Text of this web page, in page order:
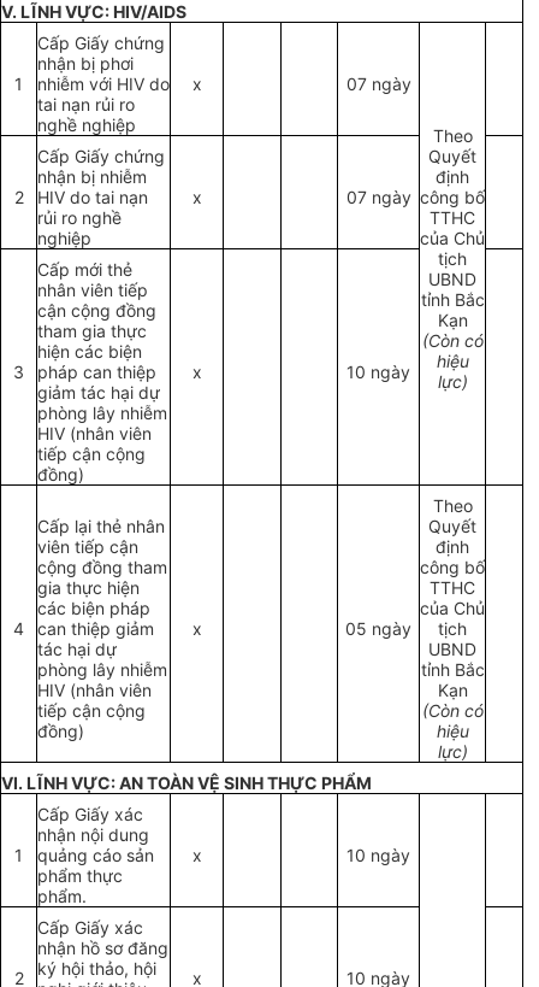
V. LĨNH VỰC: HIV/AIDS
1
Cấp Giấy chứng
nhận bị phơi
nhiễm với HIV do
tai nạn rủi ro
nghề nghiệp
x 07 ngày
Theo
Quyết
định
công bố
TTHC
của Chủ
tịch
UBND
tỉnh Bắc
Kạn
(Còn có
hiệu
lực)
2
Cấp Giấy chứng
nhận bị nhiễm
HIV do tai nạn
rủi ro nghề
nghiệp
x 07 ngày
3
Cấp mới thẻ
nhân viên tiếp
cận cộng đồng
tham gia thực
hiện các biện
pháp can thiệp
giảm tác hại dự
phòng lây nhiễm
HIV (nhân viên
tiếp cận cộng
đồng)
x 10 ngày
4
Cấp lại thẻ nhân
viên tiếp cận
cộng đồng tham
gia thực hiện
các biện pháp
can thiệp giảm
tác hại dự
phòng lây nhiễm
HIV (nhân viên
tiếp cận cộng
đồng)
x 05 ngày
Theo
Quyết
định
công bố
TTHC
của Chủ
tịch
UBND
tỉnh Bắc
Kạn
(Còn có
hiệu
lực)
VI. LĨNH VỰC: AN TOÀN VỆ SINH THỰC PHẨM
1
Cấp Giấy xác
nhận nội dung
quảng cáo sản
phẩm thực
phẩm.
x 10 ngày
2
Cấp Giấy xác
nhận hồ sơ đăng
ký hội thảo, hội
x 10 ngày